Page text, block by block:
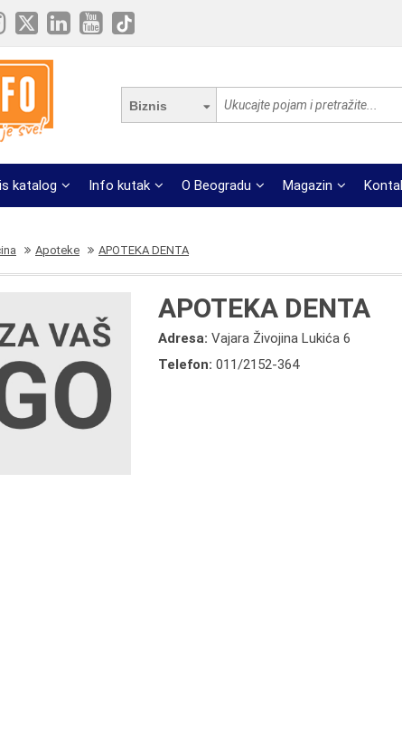
Biznis
katalog Info kutak O Beogradu Magazin
Apoteke APOTEKA DENTA
APOTEKA DENTA
Adresa:Vajara Živojina Lukića 6
Telefon:011/2152-364